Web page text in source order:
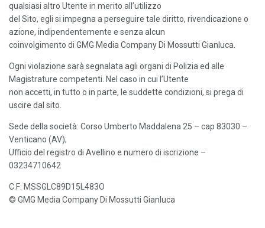
qualsiasi altro Utente in merito all’utilizzo
del Sito, egli si impegna a perseguire tale diritto, rivendicazione o
azione, indipendentemente e senza alcun
coinvolgimento di GMG Media Company Di Mossutti Gianluca.
Ogni violazione sarà segnalata agli organi di Polizia ed alle
Magistrature competenti. Nel caso in cui l’Utente
non accetti, in tutto o in parte, le suddette condizioni, si prega di
uscire dal sito.
Sede della società: Corso Umberto Maddalena 25 – cap 83030 –
Venticano (AV);
Ufficio del registro di Avellino e numero di iscrizione –
03234710642
C.F: MSSGLC89D15L483O
© GMG Media Company Di Mossutti Gianluca